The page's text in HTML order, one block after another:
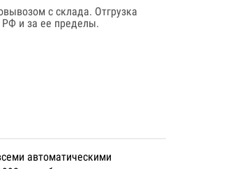
с склада. Отгрузка
РФ и за ее пределы.
автоматическими